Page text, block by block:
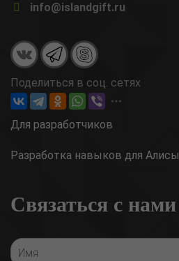
info@islandgift.ru
Поделиться в соц. сетях
Для разработчиков
Разработка навыков для Алисы
Связаться с нами